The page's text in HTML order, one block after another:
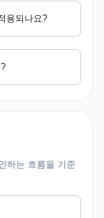
용되나요?
하는 흐름을 기준